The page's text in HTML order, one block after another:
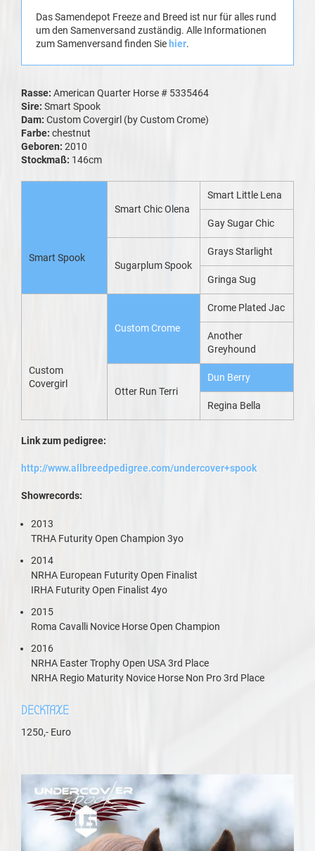
Das Samendepot Freeze and Breed ist nur für alles rund
um den Samenversand zuständig. Alle Informationen
zum Samenversand finden Sie hier.
Rasse: American Quarter Horse # 5335464
Sire: Smart Spook
Dam: Custom Covergirl (by Custom Crome)
Farbe: chestnut
Geboren: 2010
Stockmaß: 146cm
Smart Spook
Smart Chic Olena
Smart Little Lena
Gay Sugar Chic
Sugarplum Spook
Grays Starlight
Gringa Sug
Custom
Covergirl
Custom Crome
Crome Plated Jac
Another
Greyhound
Otter Run Terri
Dun Berry
Regina Bella
Link zum pedigree:
http://www.allbreedpedigree.com/undercover+spook
Showrecords:
2013
TRHA Futurity Open Champion 3yo
2014
NRHA European Futurity Open Finalist
IRHA Futurity Open Finalist 4yo
2015
Roma Cavalli Novice Horse Open Champion
2016
NRHA Easter Trophy Open USA 3rd Place
NRHA Regio Maturity Novice Horse Non Pro 3rd Place
DECKTAXE
1250,- Euro